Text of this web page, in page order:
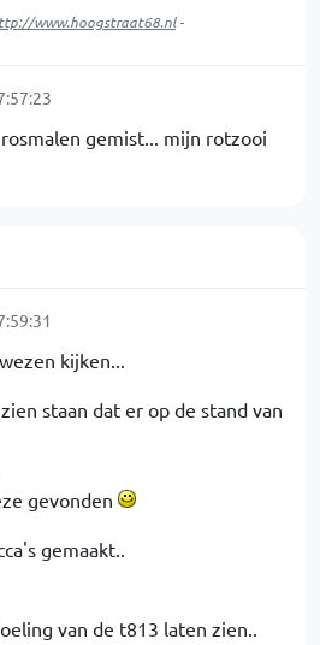
www.hoogstraat68.nl-
gemist... mijn rotzooi
kijken...
staan dat er op de stand van
gevonden
gemaakt..
van de t813 laten zien..